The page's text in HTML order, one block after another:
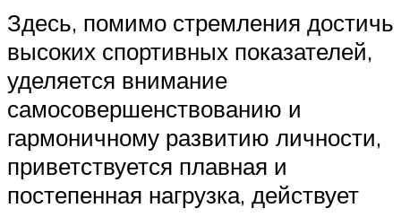
Здесь, помимо стремления достичь
высоких спортивных показателей,
уделяется внимание
самосовершенствованию и
гармоничному развитию личности,
приветствуется плавная и
постепенная нагрузка, действует